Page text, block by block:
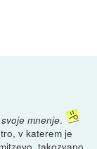
mnenje.
v katerem je
takozvano